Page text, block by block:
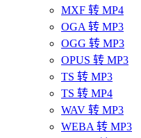
MXF 转 MP4
OGA 转 MP3
OGG 转 MP3
OPUS 转 MP3
TS 转 MP3
TS 转 MP4
WAV 转 MP3
WEBA 转 MP3